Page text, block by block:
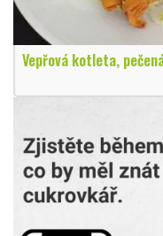
Vepřová kotleta,